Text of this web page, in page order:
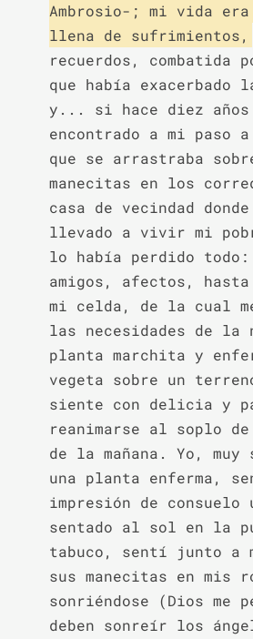
Ambrosio-; mi vida
llena de sufrimientos,
recuerdos, combatida
que había exacerbado
y... si hace diez años
encontrado a mi paso
que se arrastraba
manecitas en los
casa de vecindad
llevado a vivir mi
lo había perdido
amigos, afectos,
mi celda, de la cual
las necesidades de la
planta marchita y
vegeta sobre un
siente con delicia y
reanimarse al soplo
de la mañana. Yo, muy
una planta enferma,
impresión de consuelo
sentado al sol en la
tabuco, sentí junto a
sus manecitas en mis
sonriéndose (Dios me
deben sonreír los